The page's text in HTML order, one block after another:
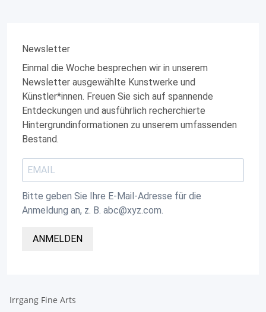
Newsletter
Einmal die Woche besprechen wir in unserem
Newsletter ausgewählte Kunstwerke und
Künstler*innen. Freuen Sie sich auf spannende
Entdeckungen und ausführlich recherchierte
Hintergrundinformationen zu unserem umfassenden
Bestand.
Bitte geben Sie Ihre E-Mail-Adresse für die
Anmeldung an, z. B. abc@xyz.com.
ANMELDEN
Irrgang Fine Arts